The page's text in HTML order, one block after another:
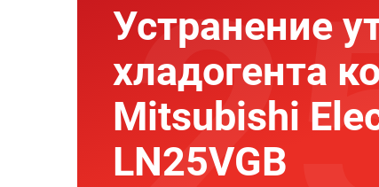
Устранение
хладогента
Mitsubishi
LN25VGB